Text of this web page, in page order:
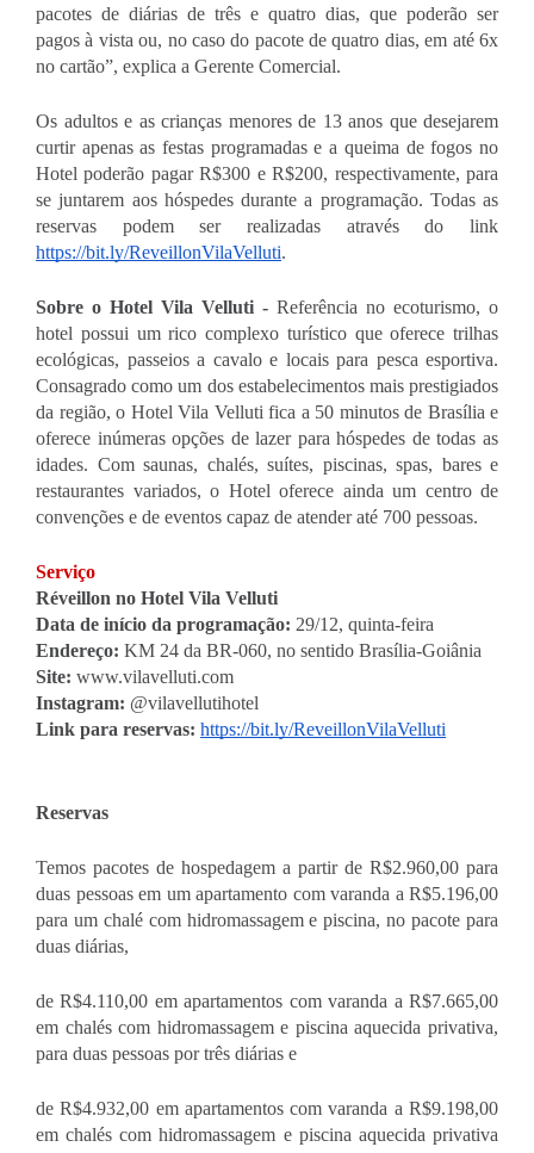
pacotes de diárias de três e quatro dias, que poderão ser
pagos à vista ou, no caso do pacote de quatro dias, em até 6x
no cartão”, explica a Gerente Comercial.
Os adultos e as crianças menores de 13 anos que desejarem
curtir apenas as festas programadas e a queima de fogos no
Hotel poderão pagar R$300 e R$200, respectivamente, para
se juntarem aos hóspedes durante a programação. Todas as
https://bit.ly/ReveillonVilaVelluti.
Sobre o Hotel Vila Velluti - Referência no ecoturismo, o
hotel possui um rico complexo turístico que oferece trilhas
ecológicas, passeios a cavalo e locais para pesca esportiva.
Consagrado como um dos estabelecimentos mais prestigiados
da região, o Hotel Vila Velluti fica a 50 minutos de Brasília e
oferece inúmeras opções de lazer para hóspedes de todas as
idades. Com saunas, chalés, suítes, piscinas, spas, bares e
restaurantes variados, o Hotel oferece ainda um centro de
convenções e de eventos capaz de atender até 700 pessoas.
Serviço
Réveillon no Hotel Vila Velluti
Data de início da programação: 29/12, quinta-feira
Endereço: KM 24 da BR-060, no sentido Brasília-Goiânia
Site: www.vilavelluti.com
Instagram: @vilavellutihotel
Link para reservas: https://bit.ly/ReveillonVilaVelluti
Reservas
Temos pacotes de hospedagem a partir de R$2.960,00 para
duas pessoas em um apartamento com varanda a R$5.196,00
para um chalé com hidromassagem e piscina, no pacote para
duas diárias,
de R$4.110,00 em apartamentos com varanda a R$7.665,00
em chalés com hidromassagem e piscina aquecida privativa,
para duas pessoas por três diárias e
de R$4.932,00 em apartamentos com varanda a R$9.198,00
em chalés com hidromassagem e piscina aquecida privativa